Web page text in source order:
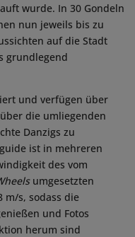
wurde. In 30 Gondeln
nun jeweils bis zu
auf die Stadt
grundlegend
und verfügen über
die umliegenden
Danzigs zu
ist in mehreren
des vom
umgesetzten
m/s, sodass die
und Fotos
herum sind